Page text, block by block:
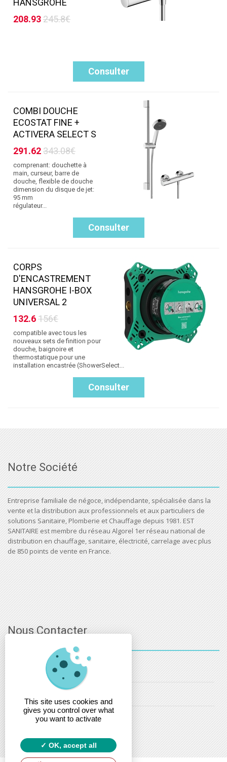
HANSGROHE
208.93245.8€
Consulter
COMBI DOUCHE
ECOSTAT FINE +
ACTIVERA SELECT S
291.62343.08€
comprenant: douchette à
main, curseur, barre de
douche, flexible de douche
dimension du disque de jet:
95 mm
régulateur...
Consulter
CORPS
D'ENCASTREMENT
HANSGROHE I-BOX
UNIVERSAL 2
132.6156€
compatible avec tous les
nouveaux sets de finition pour
douche, baignoire et
thermostatique pour une
installation encastrée (ShowerSelect...
Consulter
Notre Société
Entreprise familiale de négoce, indépendante, spécialisée dans la
vente et la distribution aux professionnels et aux particuliers de
solutions Sanitaire, Plomberie et Chauffage depuis 1981. EST
SANITAIRE est membre du réseau Algorel 1er réseau national de
distribution en chauffage, sanitaire, électricité, carrelage avec plus
de 850 points de vente en France.
Nous Contacter
03 - 88 - 32 - 86 - 52
christophe.maring@estsanitaire.fr
This site uses cookies and
gives you control over what
you want to activate
OK, accept all